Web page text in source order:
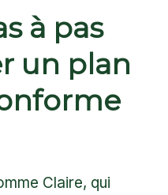
à pas
un plan
Claire, qui